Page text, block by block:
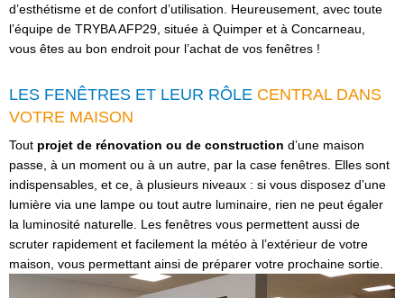
d’esthétisme et de confort d’utilisation. Heureusement, avec toute
l’équipe de TRYBA AFP29, située à Quimper et à Concarneau,
vous êtes au bon endroit pour l’achat de vos fenêtres !
LES FENÊTRES ET LEUR RÔLE CENTRAL DANS
VOTRE MAISON
Tout projet de rénovation ou de construction d’une maison
passe, à un moment ou à un autre, par la case fenêtres. Elles sont
indispensables, et ce, à plusieurs niveaux : si vous disposez d’une
lumière via une lampe ou tout autre luminaire, rien ne peut égaler
la luminosité naturelle. Les fenêtres vous permettent aussi de
scruter rapidement et facilement la météo à l’extérieur de votre
maison, vous permettant ainsi de préparer votre prochaine sortie.